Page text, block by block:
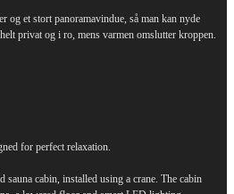
og et stort panoramavindue, så man kan nyde
privat og i ro, mens varmen omslutter kroppen.
for perfect relaxation.
sauna cabin, installed using a crane. The cabin